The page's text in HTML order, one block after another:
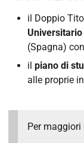
il Doppio
(Spagna)
il piano di
alle proprie
Per